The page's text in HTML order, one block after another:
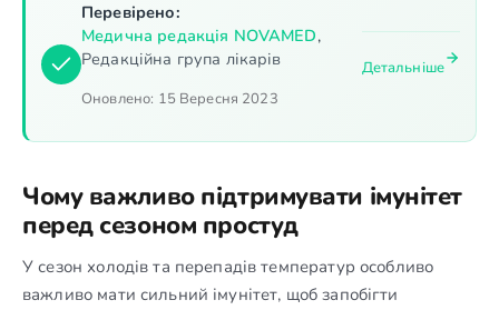
Перевірено:
Медична редакція NOVAMED,
Редакційна група лікарів
Оновлено: 15 Вересня 2023
Детальніше
Чому важливо підтримувати імунітет
перед сезоном простуд
У сезон холодів та перепадів температур особливо
важливо мати сильний імунітет, щоб запобігти